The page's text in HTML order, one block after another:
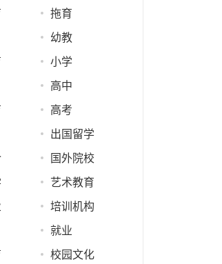
拖育
幼教
小学
高中
高考
出国留学
国外院校
艺术教育
培训机构
就业
校园文化